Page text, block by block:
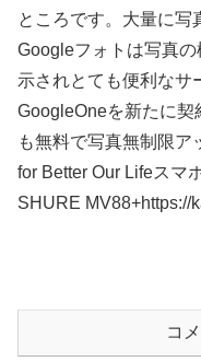
ところです。大量に写
Googleフォトは写真
示されとても便利なサ
GoogleOneを新たに契
も無料で写真無制限
for Better Our Lifeスマ
SHURE
コ